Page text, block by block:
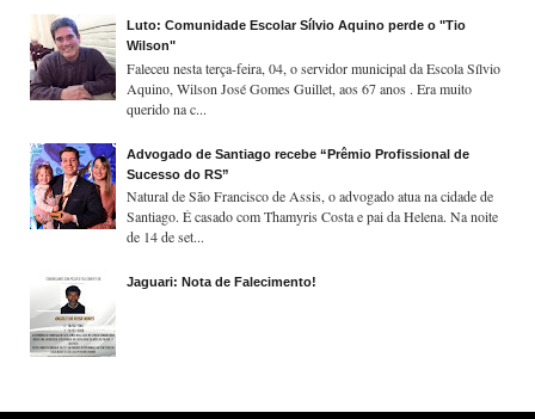
Luto: Comunidade Escolar Sílvio Aquino perde o "Tio
Wilson"
Faleceu nesta terça-feira, 04, o servidor municipal da Escola Sílvio
Aquino, Wilson José Gomes Guillet, aos 67 anos . Era muito
querido na c...
Advogado de Santiago recebe “Prêmio Profissional de
Sucesso do RS”
Natural de São Francisco de Assis, o advogado atua na cidade de
Santiago. É casado com Thamyris Costa e pai da Helena. Na noite
de 14 de set...
Jaguari: Nota de Falecimento!